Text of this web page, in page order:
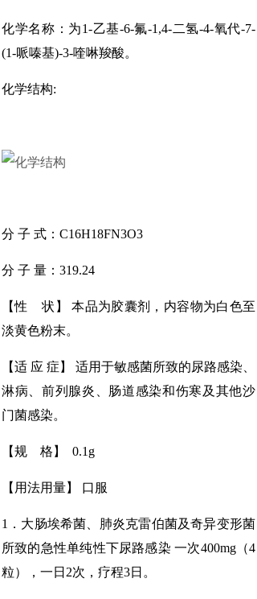
化学名称：为1-乙基-6-氟-1,4-二氢-4-氧代-7-
(1-哌嗪基)-3-喹啉羧酸。
化学结构:
分 子 式：C16H18FN3O3
分 子 量：319.24
【性 状】 本品为胶囊剂，内容物为白色至
淡黄色粉末。
【适 应 症】 适用于敏感菌所致的尿路感染、
淋病、前列腺炎、肠道感染和伤寒及其他沙
门菌感染。
【规 格】 0.1g
【用法用量】 口服
1．大肠埃希菌、肺炎克雷伯菌及奇异变形菌
所致的急性单纯性下尿路感染 一次400mg（4
粒），一日2次，疗程3日。